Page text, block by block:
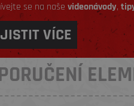
se na naše videonávody,
VÍCE